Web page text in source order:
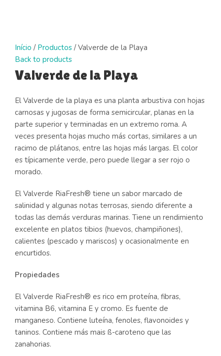
Início / Productos /Valverde de la Playa
Back to products
Valverde de la Playa
El Valverde de la playa es una planta arbustiva con hojas
carnosas y jugosas de forma semicircular, planas en la
parte superior y terminadas en un extremo roma. A
veces presenta hojas mucho más cortas, similares a un
racimo de plátanos, entre las hojas más largas. El color
es típicamente verde, pero puede llegar a ser rojo o
morado.
El Valverde RiaFresh® tiene un sabor marcado de
salinidad y algunas notas terrosas, siendo diferente a
todas las demás verduras marinas. Tiene un rendimiento
excelente en platos tibios (huevos, champiñones),
calientes (pescado y mariscos) y ocasionalmente en
encurtidos.
Propiedades
El Valverde RiaFresh® es rico em proteína, fibras,
vitamina B6, vitamina E y cromo. Es fuente de
manganeso. Contiene luteína, fenoles, flavonoides y
taninos. Contiene más mais ß-caroteno que las
zanahorias.